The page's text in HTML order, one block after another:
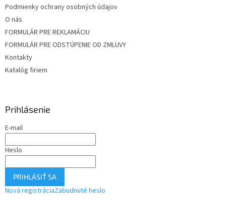
Podmienky ochrany osobných údajov
O nás
FORMULÁR PRE REKLAMÁCIU
FORMULÁR PRE ODSTÚPENIE OD ZMLUVY
Kontakty
Katalóg firiem
Prihlásenie
E-mail
Heslo
PRIHLÁSIŤ SA
Nová registráciaZabudnuté heslo